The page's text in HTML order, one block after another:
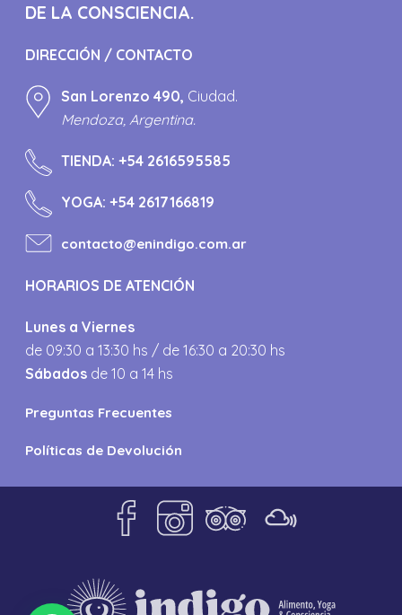
DE LA CONSCIENCIA.
DIRECCIÓN / CONTACTO
San Lorenzo 490, Ciudad.
Mendoza, Argentina.
TIENDA:+54 2616595585
YOGA:+54 2617166819
contacto@enindigo.com.ar
HORARIOS DE ATENCIÓN
Lunes a Viernes
de 09:30 a 13:30 hs / de 16:30 a 20:30 hs
Sábados de 10 a 14 hs
Preguntas Frecuentes
Políticas de Devolución